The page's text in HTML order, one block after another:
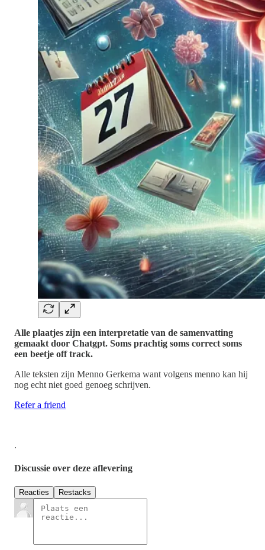
Alle plaatjes zijn een interpretatie van de samenvatting
gemaakt door Chatgpt. Soms prachtig soms correct soms
een beetje off track.
Alle teksten zijn Menno Gerkema want volgens menno kan hij
nog echt niet goed genoeg schrijven.
Refer a friend
.
Discussie over deze aflevering
Reacties Restacks